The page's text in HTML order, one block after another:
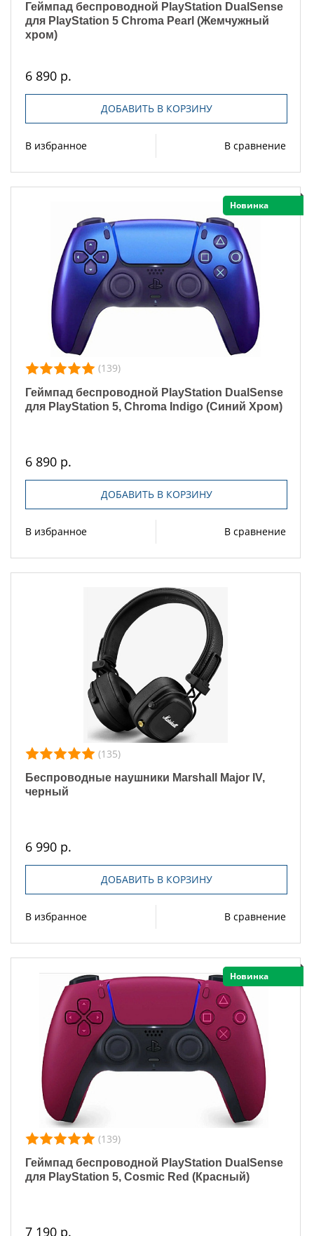
Геймпад беспроводной PlayStation DualSense
для PlayStation 5 Chroma Pearl (Жемчужный
хром)
6 890 р.
ДОБАВИТЬ В КОРЗИНУ
В избранное В сравнение
Новинка
(139)
Геймпад беспроводной PlayStation DualSense
для PlayStation 5, Chroma Indigo (Синий Хром)
6 890 р.
ДОБАВИТЬ В КОРЗИНУ
В избранное В сравнение
(135)
Беспроводные наушники Marshall Major IV,
черный
6 990 р.
ДОБАВИТЬ В КОРЗИНУ
В избранное В сравнение
Новинка
(139)
Геймпад беспроводной PlayStation DualSense
для PlayStation 5, Cosmic Red (Красный)
7 190 р.